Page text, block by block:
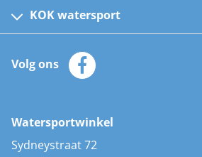
Kinder reddingsvesten
Automatische reddingsvesten
Zeilkleding
Zonnepanelen
AIS transponders
Stootwillen en fenders
KOK watersport
Klantenservice
Merken
Volg ons
Watersportwinkel
Sydneystraat 72